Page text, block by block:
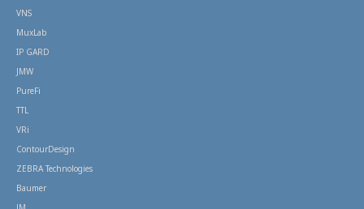
VNS
MuxLab
IP GARD
JMW
PureFi
TTL
VRi
ContourDesign
ZEBRA Technologies
Baumer